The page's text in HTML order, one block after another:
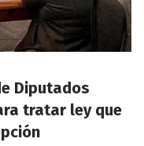
Diputados
tratar ley que